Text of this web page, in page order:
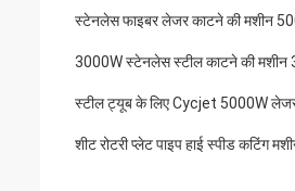
स्टेनलेस फाइबर लेजर काटने की मशीन
3000W स्टेनलेस स्टील काटने की मशीन
स्टील ट्यूब के लिए Cycjet 5000W
शीट रोटरी प्लेट पाइप हाई स्पीड कटिंग